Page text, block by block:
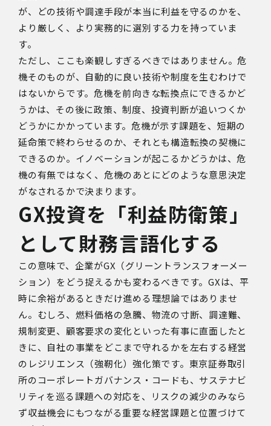
が、どの技術や調達手段が本当に利益を守るのかを、
より厳しく、より実務的に選別する力を持っていま
す。
ただし、ここも楽観しすぎるべきではありません。危
機そのものが、自動的に良い技術や制度を生むわけで
はないからです。危機を前向きな転換点にできるかど
うかは、その後に政策、制度、投資判断が追いつくか
どうかにかかっています。危機が示す課題を、短期の
延命策で終わらせるのか、それとも構造転換の契機に
できるのか。イノベーションが起こるかどうかは、危
機の有無ではなく、危機のあとにどのような意思決定
がなされるかで決まります。
GX投資を「利益防衛策」
として財務言語化する
この意味で、企業がGX （グリーントランスフォーメー
ション）をどう捉えるかも変わるべきです。 GXは、平
時に余裕があるときだけ進める理想論ではありませ
ん。むしろ、燃料価格の急騰、物流の寸断、調達難、
規制変更、顧客要求の変化といった有事に直面したと
きに、自社の事業をどこまで守れるかを左右する経営
のレジリエンス（強靭化）強化策です。東京証券取引
所のコーポレートガバナンス・コードも、サステナビ
リティを巡る課題への対応を、リスクの減少のみなら
ず収益機会にもつながる重要な経営課題と位置づけて